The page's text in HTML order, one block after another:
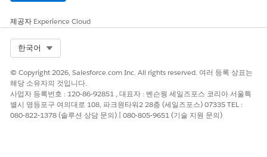
제공자 Experience Cloud
한국어
© Copyright 2026, Salesforce.com Inc. All rights reserved. 여러 등록 상표는
해당 소유자의 것입니다.
사업자 등록번호 : 120-86-92851 , 대표자 : 벤슨웡 세일즈포스 코리아 서울특
별시 영등포구 여의대로 108, 파크원타워2 28층 (세일즈포스) 07335 TEL :
080-822-1378 (솔루션 상담 문의) | 080-805-9651 (기술 지원 문의)